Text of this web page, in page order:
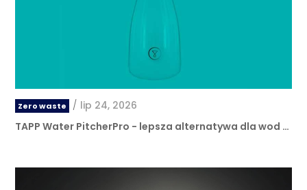
Zero waste / lip 24, 2026
TAPP Water PitcherPro - lepsza alternatywa dla wod …